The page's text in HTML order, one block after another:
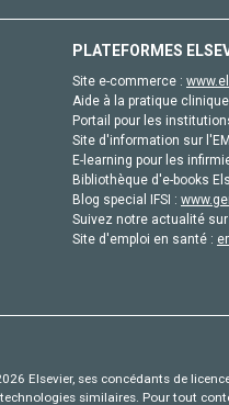
PLATEFORMES
Site e-commerce :
Aide à la pratique
Portail pour les
Site d'information sur
E-learning pour les
Bibliothèque d'e-books
Blog special IFSI :
Suivez notre actualité
Site d'emploi en santé :
Elsevier, ses concédants de
similaires. Pour tout